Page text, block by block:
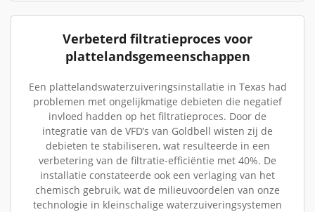
Verbeterd filtratieproces voor
plattelandsgemeenschappen
Een plattelandswaterzuiveringsinstallatie in Texas had
problemen met ongelijkmatige debieten die negatief
invloed hadden op het filtratieproces. Door de
integratie van de VFD’s van Goldbell wisten zij de
debieten te stabiliseren, wat resulteerde in een
verbetering van de filtratie-efficiëntie met 40%. De
installatie constateerde ook een verlaging van het
chemisch gebruik, wat de milieuvoordelen van onze
technologie in kleinschalige waterzuiveringsystemen